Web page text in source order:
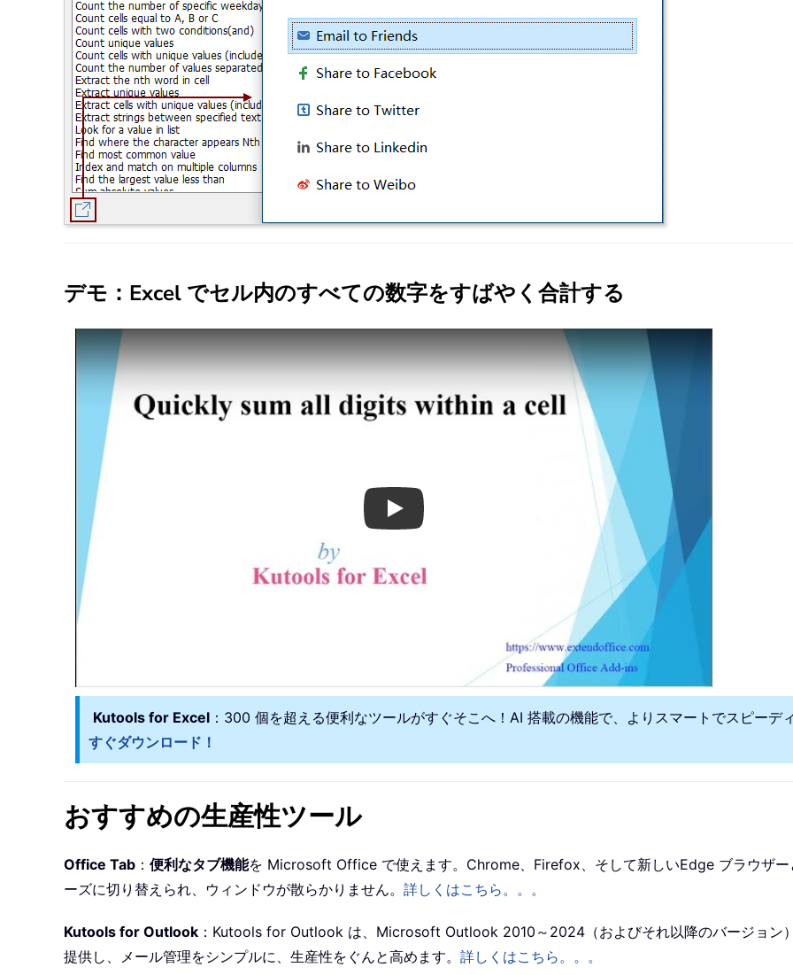
デモ：Excel でセル内のすべての数字をすばやく合計する
Play
Kutools for Excel ：300 個を超える便利なツールがすぐそこへ！AI 搭載の機能で、よりスマートでスピーデ
すぐダウンロード！
おすすめの生産性ツール
Office Tab ： 便利なタブ機能を Microsoft Office で使えます。Chrome、Firefox、そして新しいEdge ブラウザー
ーズに切り替えられ、ウィンドウが散らかりません。 詳しくはこちら。。。
Kutools for Outlook ：Kutools for Outlook は、Microsoft Outlook 2010～2024（およびそれ以降のバージョ
提供し、メール管理をシンプルに、生産性をぐんと高めます。 詳しくはこちら。。。